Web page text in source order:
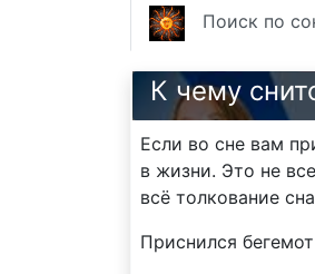
Поиск по
К чему
Если во сне вам
в жизни. Это не
всё толкование
Приснился